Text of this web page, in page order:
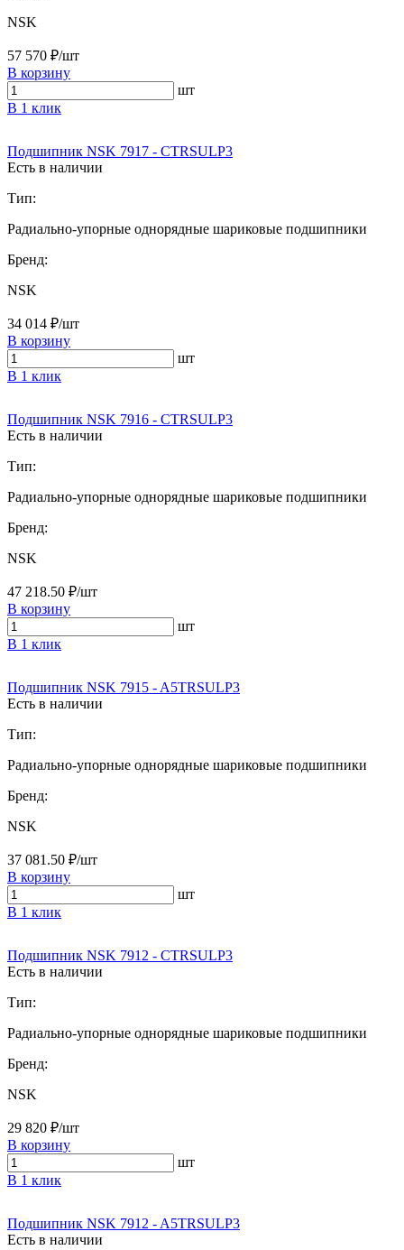
NSK
57 570 ₽/шт
В корзину
шт
В 1 клик
Подшипник NSK 7917 - CTRSULP3
Есть в наличии
Тип:
Радиально-упорные однорядные шариковые подшипники
Бренд:
NSK
34 014 ₽/шт
В корзину
шт
В 1 клик
Подшипник NSK 7916 - CTRSULP3
Есть в наличии
Тип:
Радиально-упорные однорядные шариковые подшипники
Бренд:
NSK
47 218.50 ₽/шт
В корзину
шт
В 1 клик
Подшипник NSK 7915 - A5TRSULP3
Есть в наличии
Тип:
Радиально-упорные однорядные шариковые подшипники
Бренд:
NSK
37 081.50 ₽/шт
В корзину
шт
В 1 клик
Подшипник NSK 7912 - CTRSULP3
Есть в наличии
Тип:
Радиально-упорные однорядные шариковые подшипники
Бренд:
NSK
29 820 ₽/шт
В корзину
шт
В 1 клик
Подшипник NSK 7912 - A5TRSULP3
Есть в наличии